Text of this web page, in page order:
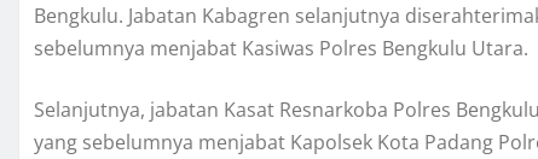
Bengkulu. Jabatan Kabagren selanjutnya
sebelumnya menjabat Kasiwas Polres Bengkulu Utara.
Selanjutnya, jabatan Kasat Resnarkoba Polres
yang sebelumnya menjabat Kapolsek Kota Padang